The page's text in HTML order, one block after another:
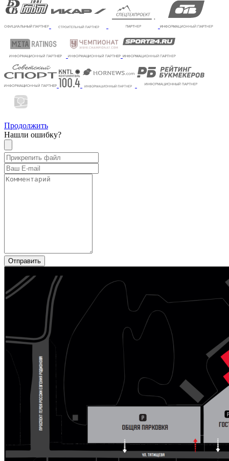
Продолжить
Нашли ошибку?